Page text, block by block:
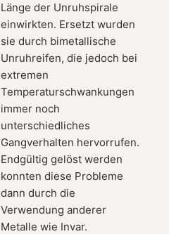
Länge der Unruhspirale
einwirkten. Ersetzt wurden
sie durch bimetallische
Unruhreifen, die jedoch bei
extremen
Temperaturschwankungen
immer noch
unterschiedliches
Gangverhalten hervorrufen.
Endgültig gelöst werden
konnten diese Probleme
dann durch die
Verwendung anderer
Metalle wie Invar.